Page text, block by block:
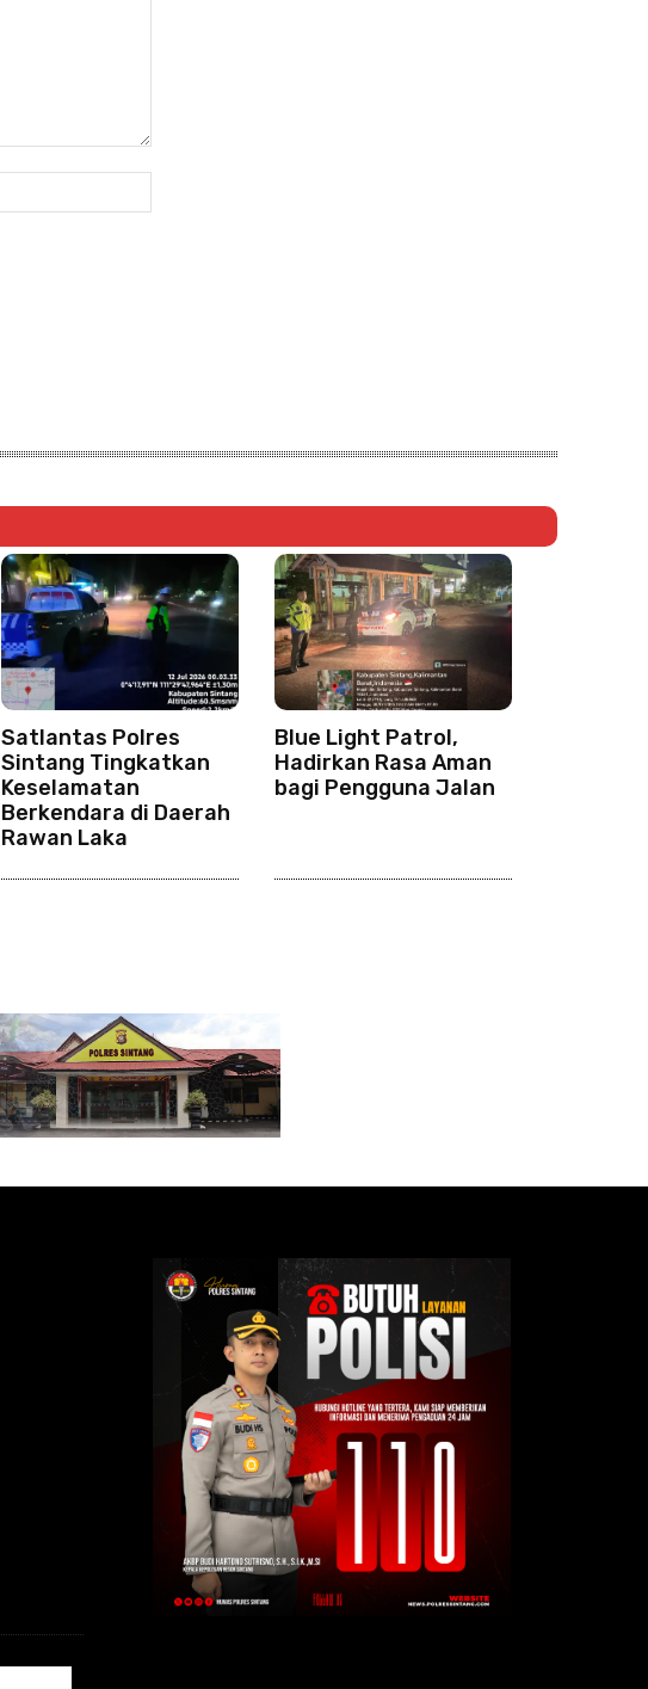
Satlantas Polres
Sintang Tingkatkan
Keselamatan
Berkendara di Daerah
Rawan Laka
Blue Light Patrol,
Hadirkan Rasa Aman
bagi Pengguna Jalan